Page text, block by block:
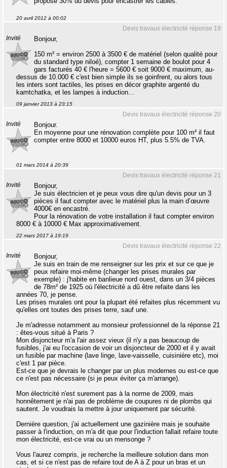
20 avril 2012 à 00:02
Devis travaux électricité réponse 19
Invité
Bonjour,
150 m² = environ 2500 à 3500 € de matériel (selon qualité pour
du standard type niloé), compter 1 semaine de boulot pour 4
gars facturés 40 € l'heure = 5600 € soit 9000 € maximum, au-
dessus de 10.000 € c'est bien simple ils se goinfrent, ou alors tous
les inters sont tactiles, les prises en décor graphite argenté du
kamtchatka, et les lampes à induction...
09 janvier 2013 à 23:15
Devis travaux électricité réponse 20
Invité
Bonjour.
En moyenne pour une rénovation complète pour 100 m² il faut
compter entre 8000 et 10000 euros HT, plus 5.5% de TVA.
01 mars 2014 à 20:39
Devis travaux électricité réponse 21
Invité
Bonjour,
Je suis électricien et je peux vous dire qu'un devis pour un 3
pièces il faut compter avec le matériel plus la main d’œuvre
4000€ en encastré.
Pour la rénovation de votre installation il faut compter environ
8000 € à 10000 € Max approximativement.
22 mars 2017 à 19:19
Devis travaux électricité réponse 22
Invité
Bonjour,
Je suis en train de me renseigner sur les prix et sur ce que je
peux refaire moi-même (changer les prises murales par
exemple) : j'habite en banlieue nord ouest, dans un 3/4 pièces
de 78m² de 1925 où l'électricité a dû être refaite dans les
années 70, je pense.
Les prises murales ont pour la plupart été refaites plus récemment vu
qu'elles ont toutes des prises terre, sauf une.
Je m'adresse notamment au monsieur professionnel de la réponse 21
: êtes-vous situé à Paris ?
Mon disjoncteur m'a l'air assez vieux (il n'y a pas beaucoup de
fusibles, j'ai eu l'occasion de voir un disjoncteur de 2000 et il y avait
un fusible par machine (lave linge, lave-vaisselle, cuisinière etc), moi
c'est 1 par pièce.
Est-ce que je devrais le changer par un plus modernes ou est-ce que
ce n'est pas nécessaire (si je peux éviter ça m'arrange).
Mon électricité n'est surement pas à la norme de 2009, mais
honnêtement je n'ai pas de problème de coupures ni de plombs qui
sautent. Je voudrais la mettre à jour uniquement par sécurité.
Dernière question, j'ai actuellement une gazinière mais je souhaite
passer à l'induction, on m'a dit que pour l'induction fallait refaire toute
mon électricité, est-ce vrai ou un mensonge ?
Vous l'aurez compris, je recherche la meilleure solution dans mon
cas, et si ce n'est pas de refaire tout de A à Z pour un bras et un